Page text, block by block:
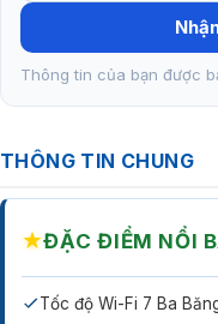
Thông tin của bạn được
THÔNG TIN CHUNG
★ĐẶC ĐIỂM NỔI
Tốc độ Wi-Fi 7 Ba